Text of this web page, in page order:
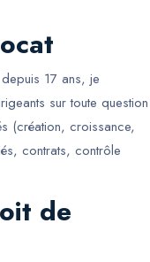
17 ans, je
sur toute question
(création, croissance,
contrats, contrôle
de